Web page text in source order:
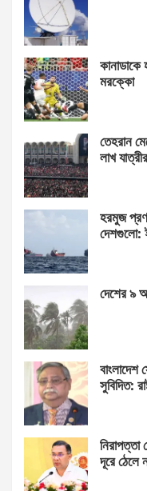
কানাডাকে
মরক্কো
তেহরান
লাখ
হরমুজ
দেশগুলো:
দেশের ৯
বাংলাদেশ
সুবিদিত:
দূরে ঠেলে